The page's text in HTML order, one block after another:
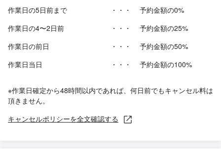
作業日の5日前まで ・・・
予約金額の0%
作業日の4〜2日前
・・・
予約金額の25%
作業日の前日
・・・
予約金額の50%
作業日当日
・・・ 予約金額の100%
※作業日確定から48時間以内であれば、何日前でもキャンセル料は
頂きません。
キャンセルポリシーを全文確認する